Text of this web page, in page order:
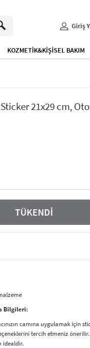
Giriş
KOZMETİK&KİŞİSEL BAKIM
21x29 cm,
TÜKENDİ
Bilgileri:
camına uygulamak için
tercih etmeniz önerilir.
idealdir.